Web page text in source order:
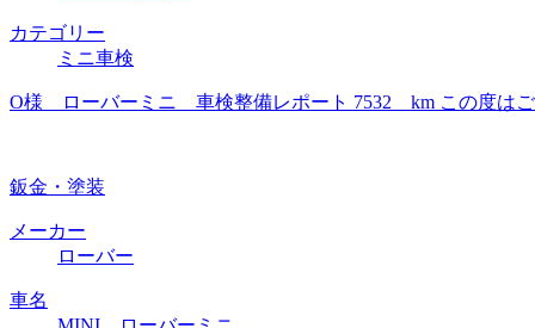
カテゴリー
ミニ車検
O様 ローバーミニ 車検整備レポート 7532 km この度はご
鈑金・塗装
メーカー
ローバー
車名